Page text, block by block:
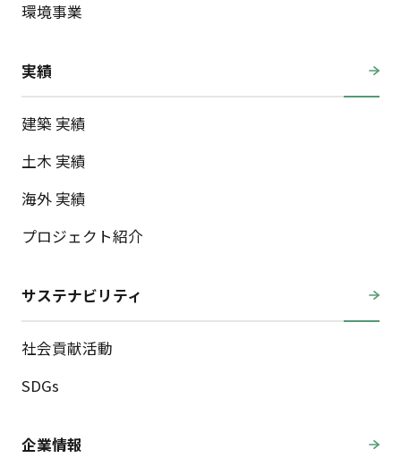
環境事業
実績
建築 実績
土木 実績
海外 実績
プロジェクト紹介
サステナビリティ
社会貢献活動
SDGs
企業情報